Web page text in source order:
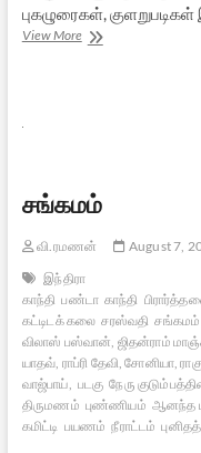
புகழுரைகள்,
View Moreதஞ்சை
ஓர்
ஆய்வு
சங்கமம்
வி.ரமணன்
August 7,
இந்திரா
காந்தி பண்டா காந்தி
கட்டிடக் கலை சரஸ்வதி சங்கமம்
விலாஸ் பஸ்வான், ஜிதன்ராம்
யாதவ், ராப்ரி தேவி, சோனியா,
வாஜ்பாய், படகு நேரு
திருமணம் புண்ணியம் ஆனந்த
கமிட்டி பயணம் நீராட்டம்